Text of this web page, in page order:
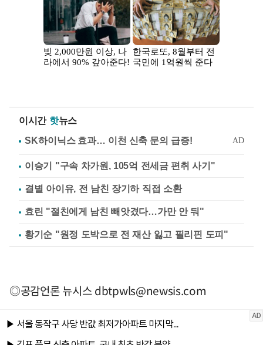
이시간 핫뉴스
이승기 "구속 차가원, 105억 전세금 편취 사기"
결별 아이유, 전 남친 장기하 직접 소환
효린 "절친에게 남친 빼앗겼다…가만 안 둬"
황기순 "원정 도박으로 전 재산 잃고 필리핀 도피"
◎공감언론 뉴시스dbtpwls@newsis.com